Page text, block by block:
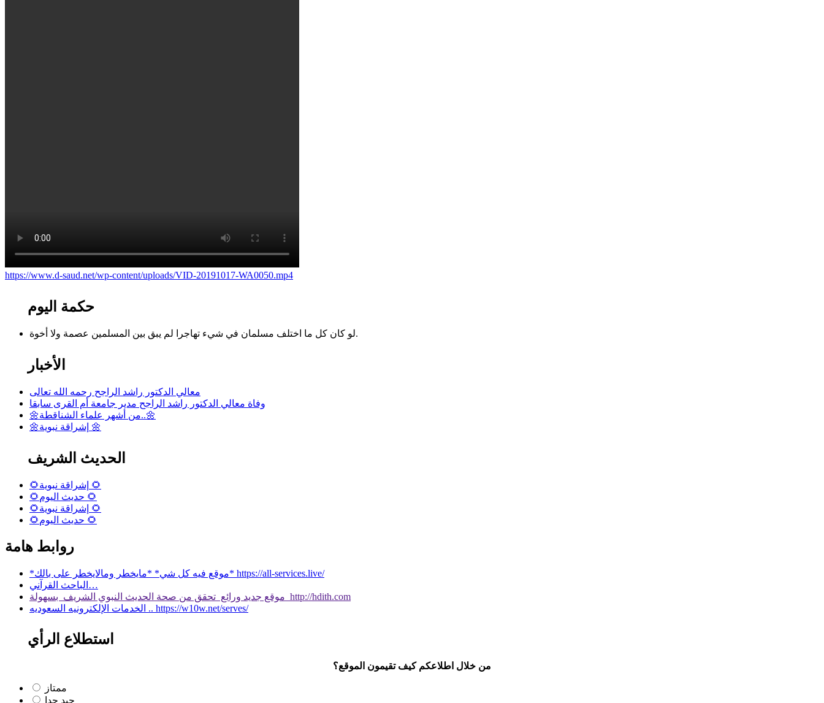
https://www.d-saud.net/wp-content/uploads/VID-20191017-WA0050.mp4
حكمة اليوم
لو كان كل ما اختلف مسلمان في شيء تهاجرا لم يبق بين المسلمين عصمة ولا أخوة.
الأخبار
معالي الدكتور راشد الراجح رحمه الله تعالى
وفاة معالي الدكتور راشد الراجح مدير جامعة أم القرى سابقا
🌼من أشهر علماء الشناقطة..🌼
🌼إشراقة نبوية 🌼
الحديث الشريف
🌻إشراقة نبوية 🌻
🌻حديث اليوم 🌻
🌻إشراقة نبوية 🌻
🌻حديث اليوم 🌻
روابط هامة
*موقع فيه كل شي* *مايخطر ومالايخطر على بالك* https://all-services.live/
الباحث القرآني…
موقع جديد ورائع تحقق من صحة الحديث النبوي الشريف بسهولة http://hdith.com
الخدمات الإلكترونيه السعوديه .. https://w10w.net/serves/
استطلاع الرأي
من خلال اطلاعكم كيف تقيمون الموقع؟
ممتاز
جيد جدا